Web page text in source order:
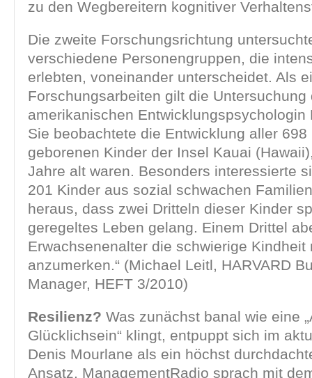
zu den Wegbereitern kognitiver
Die zweite Forschungsrichtung
verschiedene Personengruppen, die
erlebten, voneinander unterscheidet. Als
Forschungsarbeiten gilt die Untersuchung
amerikanischen Entwicklungspsychologin
Sie beobachtete die Entwicklung aller
geborenen Kinder der Insel Kauai
Jahre alt waren. Besonders interessierte
201 Kinder aus sozial schwachen
heraus, dass zwei Dritteln dieser Kinder
geregeltes Leben gelang. Einem Drittel
Erwachsenenalter die schwierige Kindheit
anzumerken.“ (Michael Leitl, HARVARD
Manager, HEFT 3/2010)
Resilienz? Was zunächst banal wie eine
Glücklichsein“ klingt, entpuppt sich im
Denis Mourlane als ein höchst
Ansatz. ManagementRadio sprach mit